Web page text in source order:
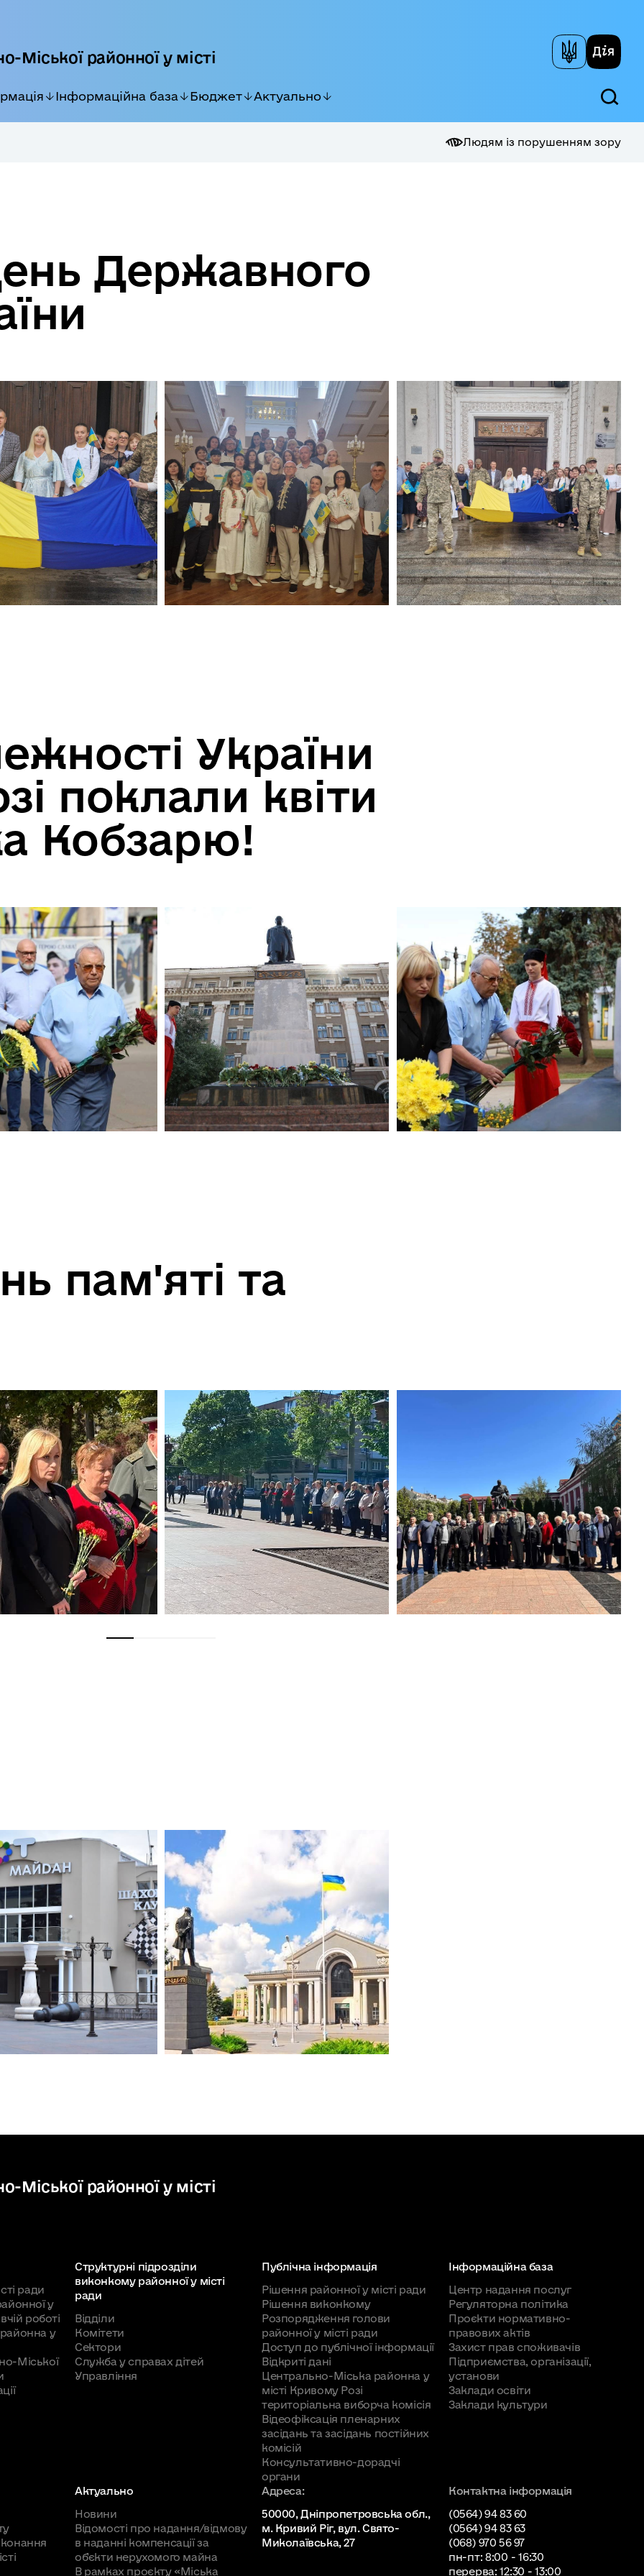
Міської районної у місті
Інформаційна база Бюджет Актуально
Людям із порушенням зору
Державного
України
поклали квіти
Кобзарю!
пам'яті та
Міської районної у місті
ради
у
роботі
у
Міської
Структурні підрозділи
виконкому районної у місті
ради
Відділи
Комітети
Сектори
Служба у справах дітей
Управління
Публічна інформація
Рішення районної у місті ради
Рішення виконкому
Розпорядження голови
районної у місті ради
Доступ до публічної інформації
Відкриті дані
Центрально-Міська районна у
місті Кривому Розі
територіальна виборча комісія
Відеофіксація пленарних
засідань та засідань постійних
комісій
Консультативно-дорадчі
органи
Інформаційна база
Центр надання послуг
Регуляторна політика
Проєкти нормативно-
правових актів
Захист прав споживачів
Підприємства, організації,
установи
Заклади освіти
Заклади культури
Актуально
Новини
Відомості про надання/відмову
в наданні компенсації за
об'єкти нерухомого майна
В рамках проєкту «Міська
Адреса:
50000, Дніпропетровська обл.,
м. Кривий Ріг, вул. Свято-
Миколаївська, 27
Контактна інформація
(0564) 94 83 60
(0564) 94 83 63
(068) 970 56 97
пн-пт: 8:00 - 16:30
перерва: 12:30 - 13:00